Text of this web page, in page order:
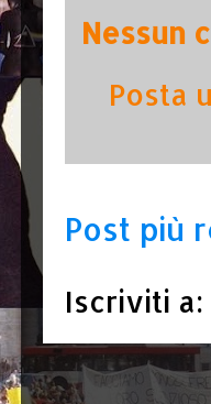
Nessun
Posta
Post più
Iscriviti a: